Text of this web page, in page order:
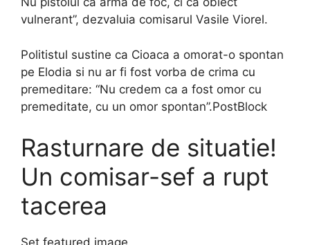
vulnerant”, dezvaluia comisarul Vasile Viorel.
Politistul sustine ca Cioaca a omorat-o spontan
pe Elodia si nu ar fi fost vorba de crima cu
premeditare: “Nu credem ca a fost omor cu
premeditate, cu un omor spontan”.PostBlock
Rasturnare de situatie!
Un comisar-sef a rupt
tacerea